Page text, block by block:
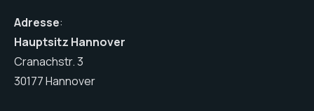
Adresse:
Hauptsitz Hannover
Cranachstr. 3
30177 Hannover